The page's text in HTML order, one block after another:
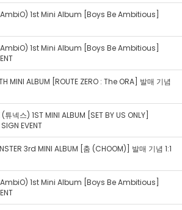
1st Mini Album [Boys Be Ambitious]
1st Mini Album [Boys Be Ambitious]
MINI ALBUM [ROUTE ZERO : The ORA] 발매 기념
넥스) 1ST MINI ALBUM [SET BY US ONLY]
EVENT
3rd MINI ALBUM [춤 (CHOOM)] 발매 기념 1:1
1st Mini Album [Boys Be Ambitious]